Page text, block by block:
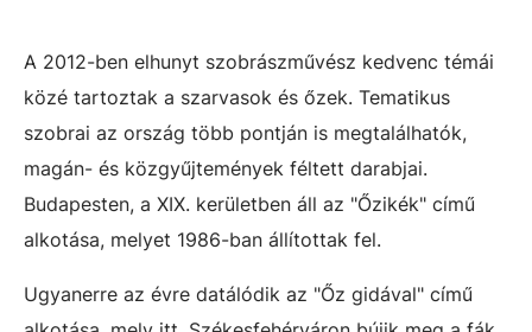
A 2012-ben elhunyt szobrászművész kedvenc témái
közé tartoztak a szarvasok és őzek. Tematikus
szobrai az ország több pontján is megtalálhatók,
magán- és közgyűjtemények féltett darabjai.
Budapesten, a XIX. kerületben áll az "Őzikék" című
alkotása, melyet 1986-ban állítottak fel.
Ugyanerre az évre datálódik az "Őz gidával" című